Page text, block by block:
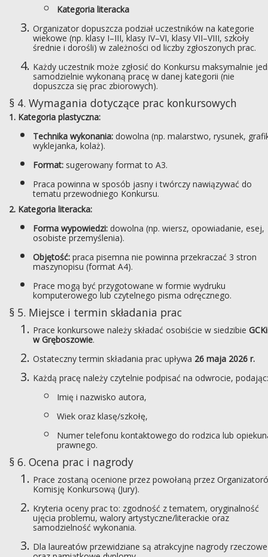
Kategoria literacka
Organizator dopuszcza podział uczestników na kategorie
wiekowe (np. klasy I–III, klasy IV–VI, klasy VII–VIII, szkoły
średnie i dorośli) w zależności od liczby zgłoszonych prac.
Każdy uczestnik może zgłosić do Konkursu maksymalnie
samodzielnie wykonaną pracę w danej kategorii (nie
dopuszcza się prac zbiorowych).
§ 4. Wymagania dotyczące prac konkursowych
1. Kategoria plastyczna:
Technika wykonania: dowolna (np. malarstwo, rysunek,
wyklejanka, kolaż).
Format: sugerowany format to A3.
Praca powinna w sposób jasny i twórczy nawiązywać do
tematu przewodniego Konkursu.
2. Kategoria literacka:
Forma wypowiedzi: dowolna (np. wiersz, opowiadanie, esej,
osobiste przemyślenia).
Objętość: praca pisemna nie powinna przekraczać 3 stron
maszynopisu (format A4).
Prace mogą być przygotowane w formie wydruku
komputerowego lub czytelnego pisma odręcznego.
§ 5. Miejsce i termin składania prac
Prace konkursowe należy składać osobiście w siedzibie
w Gręboszowie.
Ostateczny termin składania prac upływa 26 maja 2026 r.
Każdą pracę należy czytelnie podpisać na odwrocie, podając:
Imię i nazwisko autora,
Wiek oraz klasę/szkołę,
Numer telefonu kontaktowego do rodzica lub
prawnego.
§ 6. Ocena prac i nagrody
Prace zostaną ocenione przez powołaną przez
Komisję Konkursową (Jury).
Kryteria oceny prac to: zgodność z tematem, oryginalność
ujęcia problemu, walory artystyczne/literackie oraz
samodzielność wykonania.
Dla laureatów przewidziane są atrakcyjne nagrody rzeczowe